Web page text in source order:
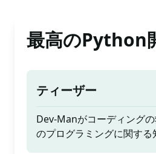
最高のPython
ティーザー
Dev-Manがコーディング
のプログラミングに関する